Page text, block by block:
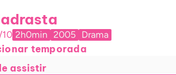
2h0min 2005 Drama
temporada
assistir